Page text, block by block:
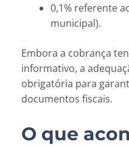
0,1% referente
municipal).
Embora a cobrança
informativo, a
obrigatória para
documentos fiscais.
O que